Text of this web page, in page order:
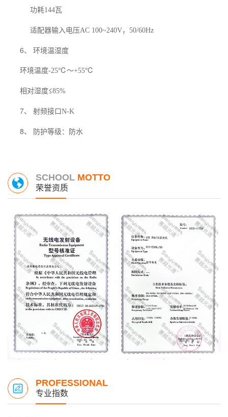
功耗144瓦
适配器输入电压AC 100~240V， 50/60Hz
6、 环境温湿度
环境温度-25℃～+55℃
相对湿度≤85%
7、 射频接口N-K
8、 防护等级：防水
SCHOOL MOTTO
荣誉资质
PROFESSIONAL
专业指数